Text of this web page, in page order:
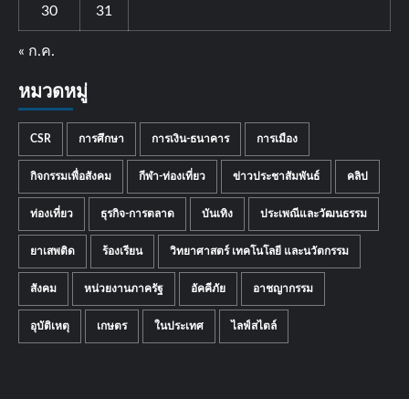
30 31
« ก.ค.
หมวดหมู่
CSR การศึกษา การเงิน-ธนาคาร การเมือง
กิจกรรมเพื่อสังคม กีฬา-ท่องเที่ยว ข่าวประชาสัมพันธ์ คลิป
ท่องเที่ยว ธุรกิจ-การตลาด บันเทิง ประเพณีและวัฒนธรรม
ยาเสพติด ร้องเรียน วิทยาศาสตร์ เทคโนโลยี และนวัตกรรม
สังคม หน่วยงานภาครัฐ อัคคีภัย อาชญากรรม
อุบัติเหตุ เกษตร ในประเทศ ไลฟ์สไตล์